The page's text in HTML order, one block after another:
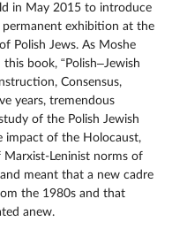
in May 2015 to introduce
exhibition at the
Polish Jews. As Moshe
book, “Polish–Jewish
Consensus,
years, tremendous
of the Polish Jewish
impact of the Holocaust,
Leninist norms of
meant that a new cadre
the 1980s and that
anew.